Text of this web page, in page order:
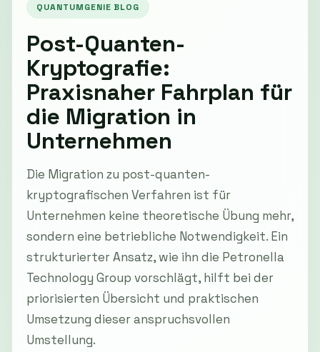
QUANTUMGENIE BLOG
Post-Quanten-
Kryptografie:
Praxisnaher Fahrplan für
die Migration in
Unternehmen
Die Migration zu post-quanten-
kryptografischen Verfahren ist für
Unternehmen keine theoretische Übung mehr,
sondern eine betriebliche Notwendigkeit. Ein
strukturierter Ansatz, wie ihn die Petronella
Technology Group vorschlägt, hilft bei der
priorisierten Übersicht und praktischen
Umsetzung dieser anspruchsvollen
Umstellung.